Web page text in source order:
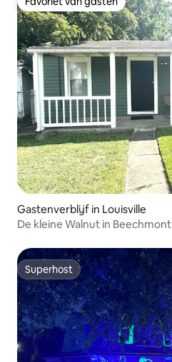
Favoriet van gasten
Gastenverblijf in Louisville
De kleine Walnut in Beechmont
Superhost
Superhost